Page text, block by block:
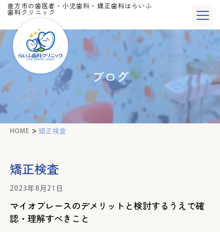
直方市の歯医者・小児歯科・矯正歯科はらいふ
歯科クリニック
ブログ
HOME > 矯正検査
矯正検査
2023年8月21日
マイオブレースのデメリットと検討するうえで確
認・理解すべきこと